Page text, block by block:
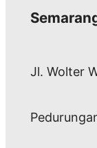
Jl. Wolter